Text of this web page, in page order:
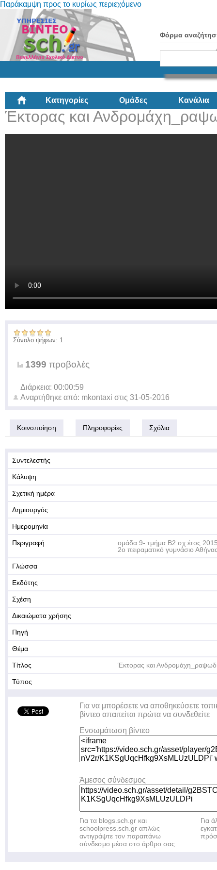
Παράκαμψη προς το κυρίως περιεχόμενο
Φόρμα
Κατηγορίες Ομάδες Κανάλια
Έκτορας και
Σύνολο ψήφων: 1
1399 προβολές
Διάρκεια: 00:00:59
Αναρτήθηκε από: mkontaxi στις 31-05-2016
Κοινοποίηση Πληροφορίες Σχόλια
Συντελεστής
Κάλυψη
Σχετική ημέρα
Δημιουργός
Ημερομηνία
Περιγραφή
ομάδα 9- τμήμα Β2 σχ.έτος
2ο πειραματικό γυμνάσιο
Γλώσσα
Εκδότης
Σχέση
Δικαιώματα χρήσης
Πηγή
Θέμα
Τίτλος Έκτορας και
Τύπος
Για να μπορέσετε να αποθηκεύσετε
βίντεο απαιτείται πρώτα να συνδεθείτε
Ενσωμάτωση βίντεο
Άμεσος σύνδεσμος
Για τα blogs.sch.gr και
schoolpress.sch.gr απλώς
αντιγράψτε τον παραπάνω
σύνδεσμο μέσα στο άρθρο σας.
Για